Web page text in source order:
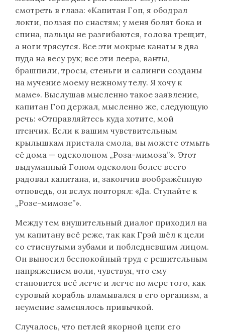
смотреть в глаза: «Капитан Гоп, я ободрал
локти, ползая по снастям; у меня болят бока и
спина, пальцы не разгибаются, голова трещит,
а ноги трясутся. Все эти мокрые канаты в два
пуда на весу рук; все эти леера, ванты,
брашпили, тросы, стеньги и салинги созданы
на мучение моему нежному телу. Я хочу к
маме». Выслушав мысленно такое заявление,
капитан Гоп держал, мысленно же, следующую
речь: «Отправляйтесь куда хотите, мой
птенчик. Если к вашим чувствительным
крылышкам пристала смола, вы можете отмыть
её дома — одеколоном „Роза-мимоза”». Этот
выдуманный Гопом одеколон более всего
радовал капитана, и, закончив воображённую
отповедь, он вслух повторял: «Да. Ступайте к
„Розе-мимозе”».
Между тем внушительный диалог приходил на
ум капитану всё реже, так как Грэй шёл к цели
со стиснутыми зубами и побледневшим лицом.
Он выносил беспокойный труд с решительным
напряжением воли, чувствуя, что ему
становится всё легче и легче по мере того, как
суровый корабль вламывался в его организм, а
неумение заменялось привычкой.
Случалось, что петлей якорной цепи его